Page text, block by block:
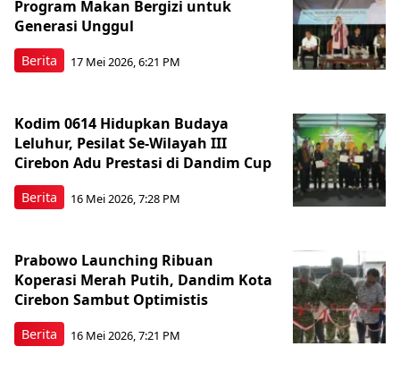
Berita
Program Makan Bergizi untuk
Generasi Unggul
17 Mei 2026, 6:21 PM
Berita
Kodim 0614 Hidupkan Budaya
Leluhur, Pesilat Se-Wilayah III
Cirebon Adu Prestasi di Dandim Cup
16 Mei 2026, 7:28 PM
Berita
Prabowo Launching Ribuan
Koperasi Merah Putih, Dandim Kota
Cirebon Sambut Optimistis
16 Mei 2026, 7:21 PM